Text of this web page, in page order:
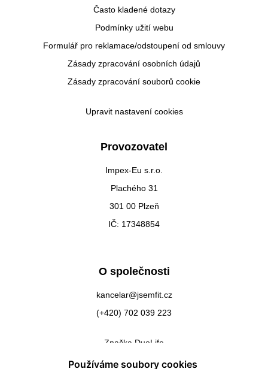
Používáme soubory cookies
Často kladené dotazy
Podmínky užití webu
Formulář pro reklamace/odstoupení od smlouvy
Zásady zpracování osobních údajů
Zásady zpracování souborů cookie
Upravit nastavení cookies
Provozovatel
Impex-Eu s.r.o.
Plachého 31
301 00 Plzeň
IČ: 17348854
O společnosti
kancelar@jsemfit.cz
(+420) 702 039 223
Značka DuoLife
Kontakty